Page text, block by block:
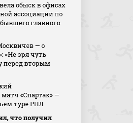
обыск в офисах
ассоциации по
главного
— о
«Не зря чуть
перед вторым
«Спартак» —
туре РПЛ
что получил